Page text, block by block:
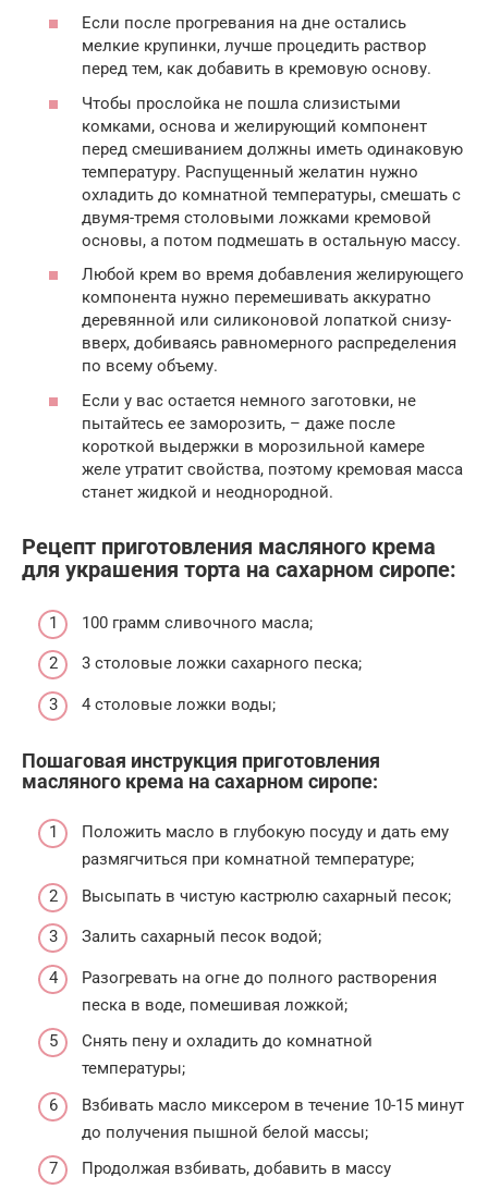
Если после прогревания на дне остались
мелкие крупинки, лучше процедить раствор
перед тем, как добавить в кремовую основу.
Чтобы прослойка не пошла слизистыми
комками, основа и желирующий компонент
перед смешиванием должны иметь одинаковую
температуру. Распущенный желатин нужно
охладить до комнатной температуры, смешать с
двумя-тремя столовыми ложками кремовой
основы, а потом подмешать в остальную массу.
Любой крем во время добавления желирующего
компонента нужно перемешивать аккуратно
деревянной или силиконовой лопаткой снизу-
вверх, добиваясь равномерного распределения
по всему объему.
Если у вас остается немного заготовки, не
пытайтесь ее заморозить, – даже после
короткой выдержки в морозильной камере
желе утратит свойства, поэтому кремовая масса
станет жидкой и неоднородной.
Рецепт приготовления масляного крема
для украшения торта на сахарном сиропе:
100 грамм сливочного масла;
3 столовые ложки сахарного песка;
4 столовые ложки воды;
Пошаговая инструкция приготовления
масляного крема на сахарном сиропе:
Положить масло в глубокую посуду и дать ему
размягчиться при комнатной температуре;
Высыпать в чистую кастрюлю сахарный песок;
Залить сахарный песок водой;
Разогревать на огне до полного растворения
песка в воде, помешивая ложкой;
Снять пену и охладить до комнатной
температуры;
Взбивать масло миксером в течение 10-15 минут
до получения пышной белой массы;
Продолжая взбивать, добавить в массу